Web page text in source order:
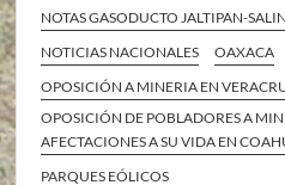
NOTAS GASODUCTO JALTIPAN-
NOTICIAS NACIONALES
OAXACA
OPOSICIÓN A MINERIA EN
OPOSICIÓN DE POBLADORES A
AFECTACIONES A SU VIDA EN
PARQUES EÓLICOS